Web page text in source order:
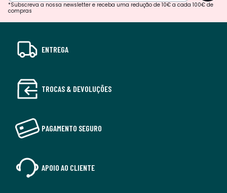
*Subscreva a nossa newsletter e receba uma redução de 10€ a cada 100€ de
compras
ENTREGA
TROCAS & DEVOLUÇÕES
PAGAMENTO SEGURO
APOIO AO CLIENTE